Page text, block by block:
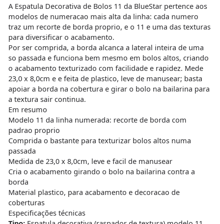
A Espatula Decorativa de Bolos 11 da BlueStar pertence aos
modelos de numeracao mais alta da linha: cada numero
traz um recorte de borda proprio, e o 11 e uma das texturas
para diversificar o acabamento.
Por ser comprida, a borda alcanca a lateral inteira de uma
so passada e funciona bem mesmo em bolos altos, criando
o acabamento texturizado com facilidade e rapidez. Mede
23,0 x 8,0cm e e feita de plastico, leve de manusear; basta
apoiar a borda na cobertura e girar o bolo na bailarina para
a textura sair continua.
Em resumo
Modelo 11 da linha numerada: recorte de borda com
padrao proprio
Comprida o bastante para texturizar bolos altos numa
passada
Medida de 23,0 x 8,0cm, leve e facil de manusear
Cria o acabamento girando o bolo na bailarina contra a
borda
Material plastico, para acabamento e decoracao de
coberturas
Especificações técnicas